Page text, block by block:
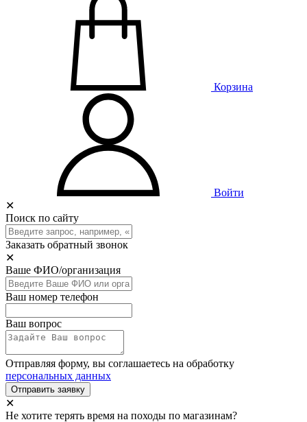
Корзина
Войти
✕
Поиск по сайту
Заказать обратный звонок
✕
Ваше ФИО/организация
Ваш номер телефон
Ваш вопрос
Отправляя форму, вы соглашаетесь на обработку
персональных данных
Отправить заявку
✕
Не хотите терять время на походы по магазинам?